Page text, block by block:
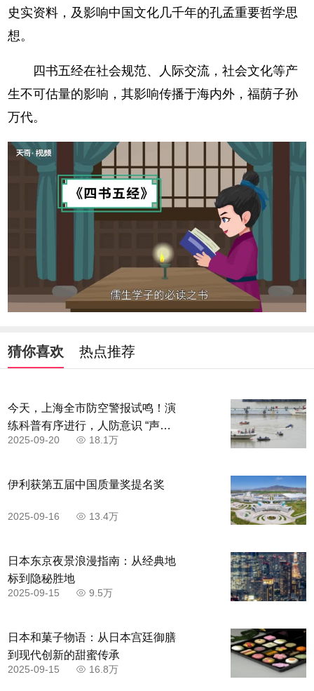
史实资料，及影响中国文化几千年的孔孟重要哲学思
想。
四书五经在社会规范、人际交流，社会文化等产
生不可估量的影响，其影响传播于海内外，福荫子孙
万代。
猜你喜欢 热点推荐
今天，上海全市防空警报试鸣！演
练科普有序进行，人防意识 “声入
人心”
2025-09-20 18.1万
伊利获第五届中国质量奖提名奖
2025-09-16 13.4万
日本东京夜景浪漫指南：从经典地
标到隐秘胜地
2025-09-15 9.5万
日本和菓子物语：从日本宫廷御膳
到现代创新的甜蜜传承
2025-09-15 16.8万